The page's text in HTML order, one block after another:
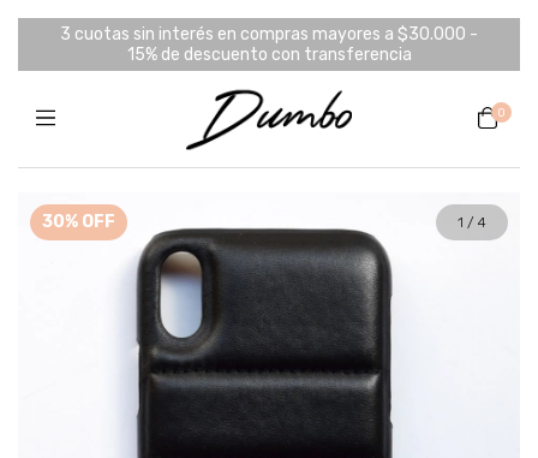
3 cuotas sin interés en compras mayores a $30.000 -
15% de descuento con transferencia
0
30% OFF 1 / 4